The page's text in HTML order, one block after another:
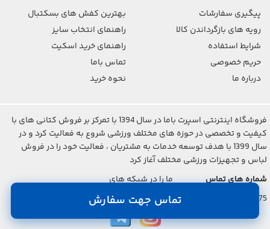
تماس جهت سفارش
پیگیری سفارشات
رویه های بازگرداندن کالا
شرایط استفاده
حریم خصوصی
درباره ما
بهترین کفش های بسکتبال
راهنمای انتخاب سایز
راهنمای خرید اسکیت
تماس باما
نحوه خرید
فروشگاه اینترنتی اسپرت باما در سال 1394 با تمرکز بر فروش کتانی های با
کیفیت و تخصصی در حوزه های مختلف ورزشی شروع به فعالیت کرد و در
سال 1399 با هدف توسعه خدمات به مشتریان ، فعالیت خود را در فروش
لباس و تجهیزات ورزشی مختلف آغاز کرد
شماره های تماس
021-2842-7275
ما را در شبکه های
اجتماعی دنبال کنید